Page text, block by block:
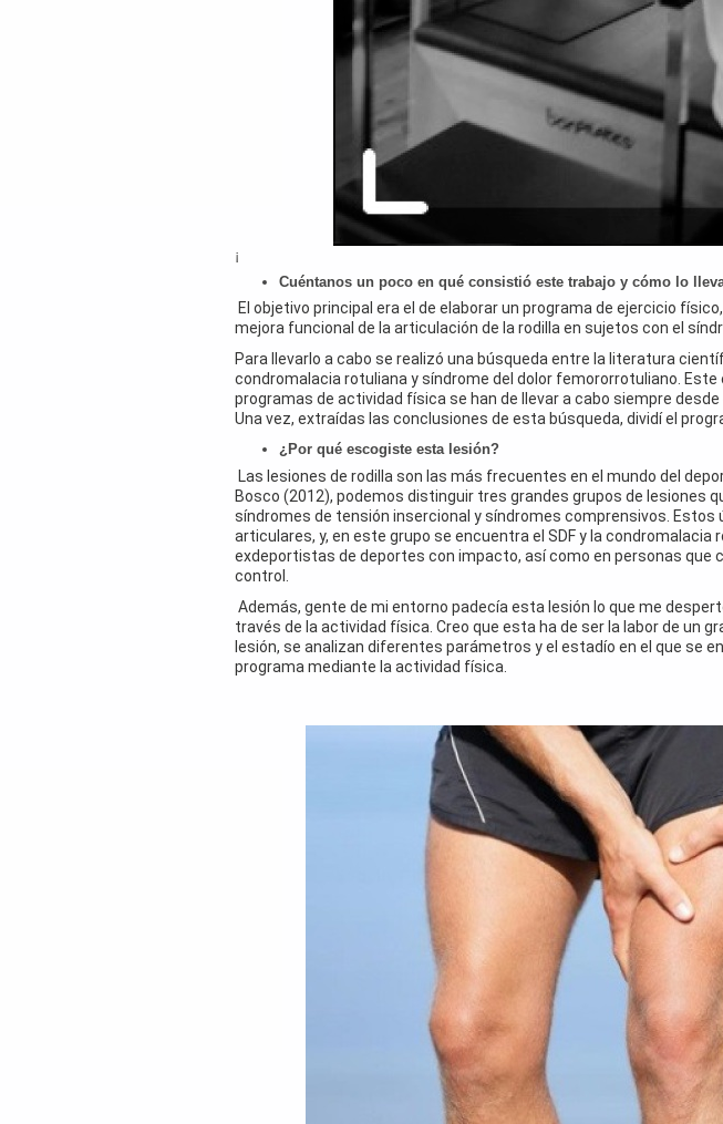
¡
Cuéntanos un poco en qué consistió este trabajo y cómo lo
El objetivo principal era el de elaborar un programa de ejercicio
mejora funcional de la articulación de la rodilla en sujetos con el
Para llevarlo a cabo se realizó una búsqueda entre la literatura
condromalacia rotuliana y síndrome del dolor femororrotuliano.
programas de actividad física se han de llevar a cabo siempre
Una vez, extraídas las conclusiones de esta búsqueda, dividí el
¿Por qué escogiste esta lesión?
Las lesiones de rodilla son las más frecuentes en el mundo del
Bosco (2012), podemos distinguir tres grandes grupos de lesiones
síndromes de tensión insercional y síndromes comprensivos.
articulares, y, en este grupo se encuentra el SDF y la
exdeportistas de deportes con impacto, así como en personas que
control.
Además, gente de mi entorno padecía esta lesión lo que me
través de la actividad física. Creo que esta ha de ser la labor de un
lesión, se analizan diferentes parámetros y el estadío en el que se
programa mediante la actividad física.